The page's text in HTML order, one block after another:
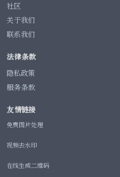
社区
关于我们
联系我们
法律条款
隐私政策
服务条款
友情链接
免费图片处理
视频去水印
在线生成二维码